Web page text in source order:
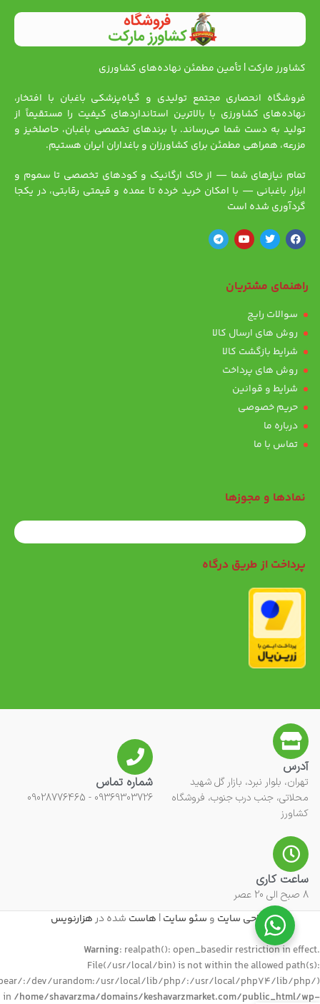
کشاورز مارکت | تأمین مطمئن نهاده‌های کشاورزی
فروشگاه انحصاری مجتمع تولیدی و گیاه‌پزشکی باغبان با افتخار،
نهاده‌های کشاورزی با بالاترین استانداردهای کیفیت را مستقیماً از
تولید به دست شما می‌رساند. با برندهای تخصصی باغبان، حاصلخیز و
مزرعه، همراهی مطمئن برای کشاورزان و باغداران ایران هستیم.
تمام نیازهای شما — از خاک ارگانیک و کودهای تخصصی تا سموم و
ابزار باغبانی — با امکان خرید خرده تا عمده و قیمتی رقابتی، در یکجا
گردآوری شده است
راهنمای مشتریان
سوالات رایج
روش های ارسال کالا
شرایط بازگشت کالا
روش های پرداخت
شرایط و قوانین
حریم خصوصی
درباره ما
تماس با ما
نمادها و مجوزها
پرداخت از طریق درگاه
آدرس
تهران، بلوار نبرد، بازار گل شهید
محلاتی، جنب درب جنوب، فروشگاه
کشاورز
شماره تماس
09369303726 - 09028776465
ساعت کاری
8 صبح الی 20 عصر
طراحی سایت و سئو سایت| هاست شده درهزارنویس
Warning: realpath(): open_basedir restriction in effect.
File(/usr/local/bin) is not within the allowed path(s):
:/dev/urandom:/usr/local/lib/php/:/usr/local/php74/lib/php/)
in /home/shavarzma/domains/keshavarzmarket.com/public_html/wp-